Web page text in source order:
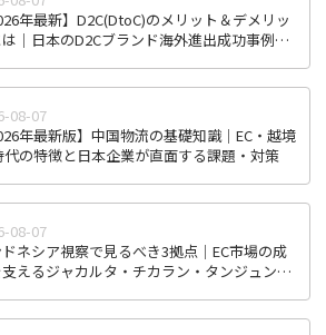
年最新】D2C(DtoC)のメリット＆デメリッ
は｜日本のD2Cブランド海外進出成功事例と
08-07
年最新版】中国物流の基礎知識｜EC・越境
代の特徴と日本企業が直面する課題・対策
08-07
ネシア視察で見るべき3拠点｜EC市場の成
えるジャカルタ・チカラン・タンジュンプ